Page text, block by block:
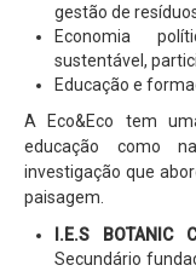
gestão de
Economia
sustentável,
Educação e
A Eco&Eco tem
educação como
investigação que
paisagem.
I.E.S BOTANIC
Secundário